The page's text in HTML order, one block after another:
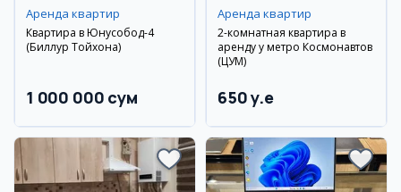
Аренда квартир
Квартира в Юнусобод-4
(Биллур Тойхона)
1 000 000 сум
Аренда квартир
2-комнатная квартира в
аренду у метро Космонавтов
(ЦУМ)
650 y.e